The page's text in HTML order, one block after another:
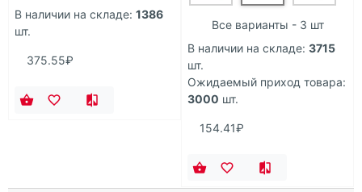
В наличии на складе: 1386
шт.
375.55₽
Все варианты - 3 шт
В наличии на складе: 3715
шт.
Ожидаемый приход товара:
3000 шт.
154.41₽